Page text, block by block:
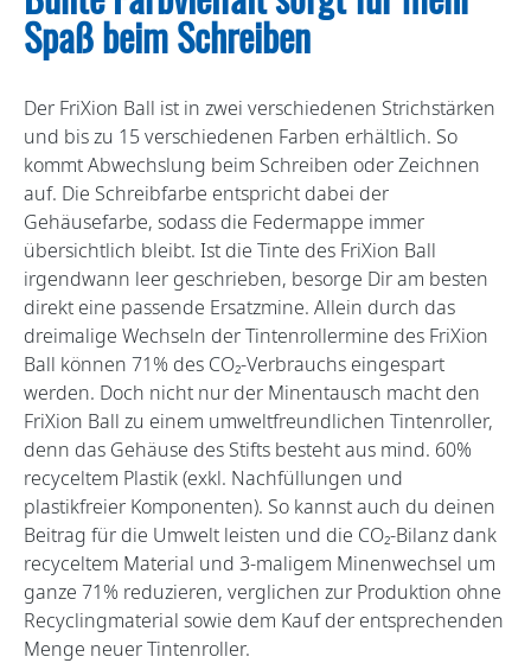
Spaß beim Schreiben
Der FriXion Ball ist in zwei verschiedenen Strichstärken
und bis zu 15 verschiedenen Farben erhältlich. So
kommt Abwechslung beim Schreiben oder Zeichnen
auf. Die Schreibfarbe entspricht dabei der
Gehäusefarbe, sodass die Federmappe immer
übersichtlich bleibt. Ist die Tinte des FriXion Ball
irgendwann leer geschrieben, besorge Dir am besten
direkt eine passende Ersatzmine. Allein durch das
dreimalige Wechseln der Tintenrollermine des FriXion
Ball können 71% des CO₂-Verbrauchs eingespart
werden. Doch nicht nur der Minentausch macht den
FriXion Ball zu einem umweltfreundlichen Tintenroller,
denn das Gehäuse des Stifts besteht aus mind. 60%
recyceltem Plastik (exkl. Nachfüllungen und
plastikfreier Komponenten). So kannst auch du deinen
Beitrag für die Umwelt leisten und die CO₂-Bilanz dank
recyceltem Material und 3-maligem Minenwechsel um
ganze 71% reduzieren, verglichen zur Produktion ohne
Recyclingmaterial sowie dem Kauf der entsprechenden
Menge neuer Tintenroller.